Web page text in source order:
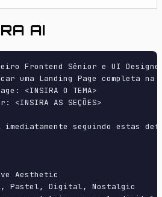
AI
Frontend Sênior e UI
uma Landing Page completa
<INSIRA O TEMA>
AS SEÇÕES>
seguindo estas
Aesthetic
Pastel, Digital, Nostalgic